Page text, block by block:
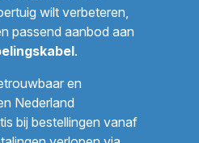
wilt verbeteren,
passend aanbod aan
.
en
Nederland
bij bestellingen vanaf